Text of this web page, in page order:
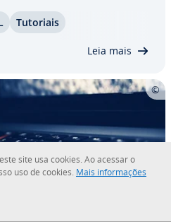
de acesso,
Tutoriais
Leia mais
site usa cookies. Ao acessar o
uso de cookies. Mais in­for­ma­ções